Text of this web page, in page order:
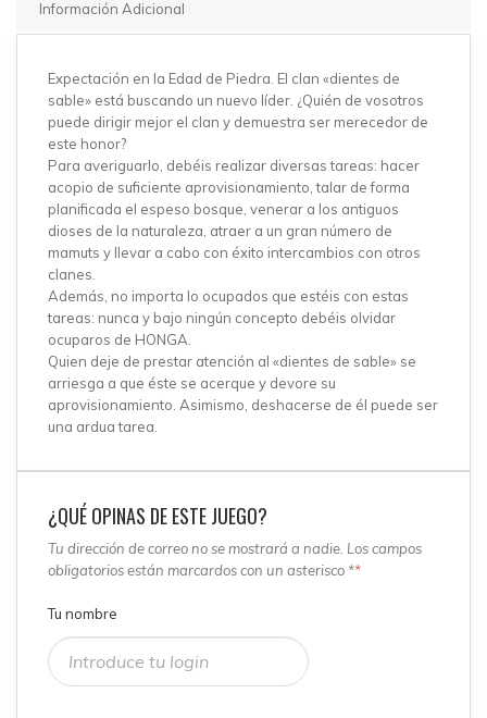
Información Adicional
Expectación en la Edad de Piedra. El clan «dientes de
sable» está buscando un nuevo líder. ¿Quién de vosotros
puede dirigir mejor el clan y demuestra ser merecedor de
este honor?
Para averiguarlo, debéis realizar diversas tareas: hacer
acopio de suficiente aprovisionamiento, talar de forma
planificada el espeso bosque, venerar a los antiguos
dioses de la naturaleza, atraer a un gran número de
mamuts y llevar a cabo con éxito intercambios con otros
clanes.
Además, no importa lo ocupados que estéis con estas
tareas: nunca y bajo ningún concepto debéis olvidar
ocuparos de HONGA.
Quien deje de prestar atención al «dientes de sable» se
arriesga a que éste se acerque y devore su
aprovisionamiento. Asimismo, deshacerse de él puede ser
una ardua tarea.
¿QUÉ OPINAS DE ESTE JUEGO?
Tu dirección de correo no se mostrará a nadie. Los campos
obligatorios están marcardos con un asterisco **
Tu nombre